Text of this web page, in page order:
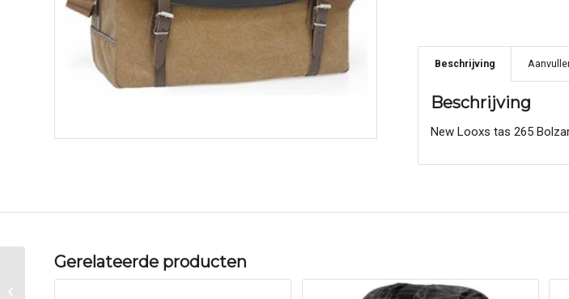
Beschrijving
Beschrijving
New Looxs tas 265
Gerelateerde producten